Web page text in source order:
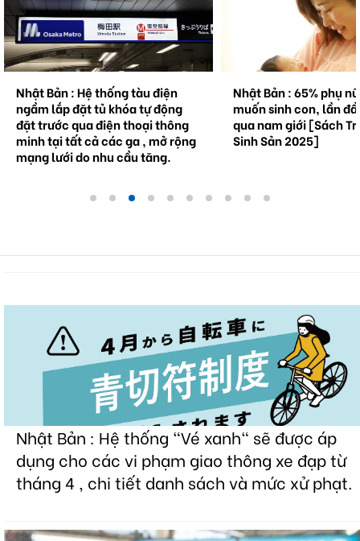
Nhật Bản : 65% phụ nữ không
muốn sinh con, lần đầu tiên vượt
qua nam giới [Sách Trắng về
Sinh Sản 2025]
Natto trở thành
cầu . Bối cảnh và
tương lai.
Nhật Bản : Hệ thống "Vé xanh" sẽ được áp
dụng cho các vi phạm giao thông xe đạp từ
tháng 4 , chi tiết danh sách và mức xử phạt.